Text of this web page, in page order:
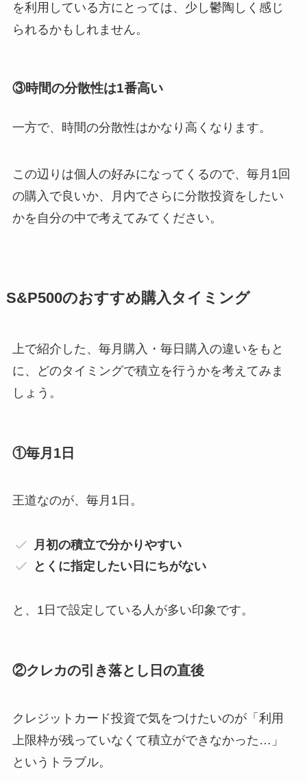
を利用している方にとっては、少し鬱陶しく感じ
られるかもしれません。
③時間の分散性は1番高い
一方で、時間の分散性はかなり高くなります。
この辺りは個人の好みになってくるので、毎月1回
の購入で良いか、月内でさらに分散投資をしたい
かを自分の中で考えてみてください。
S&P500のおすすめ購入タイミング
上で紹介した、毎月購入・毎日購入の違いをもと
に、どのタイミングで積立を行うかを考えてみま
しょう。
①毎月1日
王道なのが、毎月1日。
月初の積立で分かりやすい
とくに指定したい日にちがない
と、1日で設定している人が多い印象です。
②クレカの引き落とし日の直後
クレジットカード投資で気をつけたいのが「利用
上限枠が残っていなくて積立ができなかった…」
というトラブル。